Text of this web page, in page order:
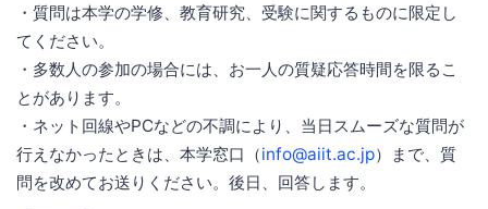
・質問は本学の学修、教育研究、受験に関するものに限定し
てください。
・多数人の参加の場合には、お一人の質疑応答時間を限るこ
とがあります。
・ネット回線やPCなどの不調により、当日スムーズな質問が
行えなかったときは、本学窓口（info@aiit.ac.jp）まで、質
問を改めてお送りください。後日、回答します。